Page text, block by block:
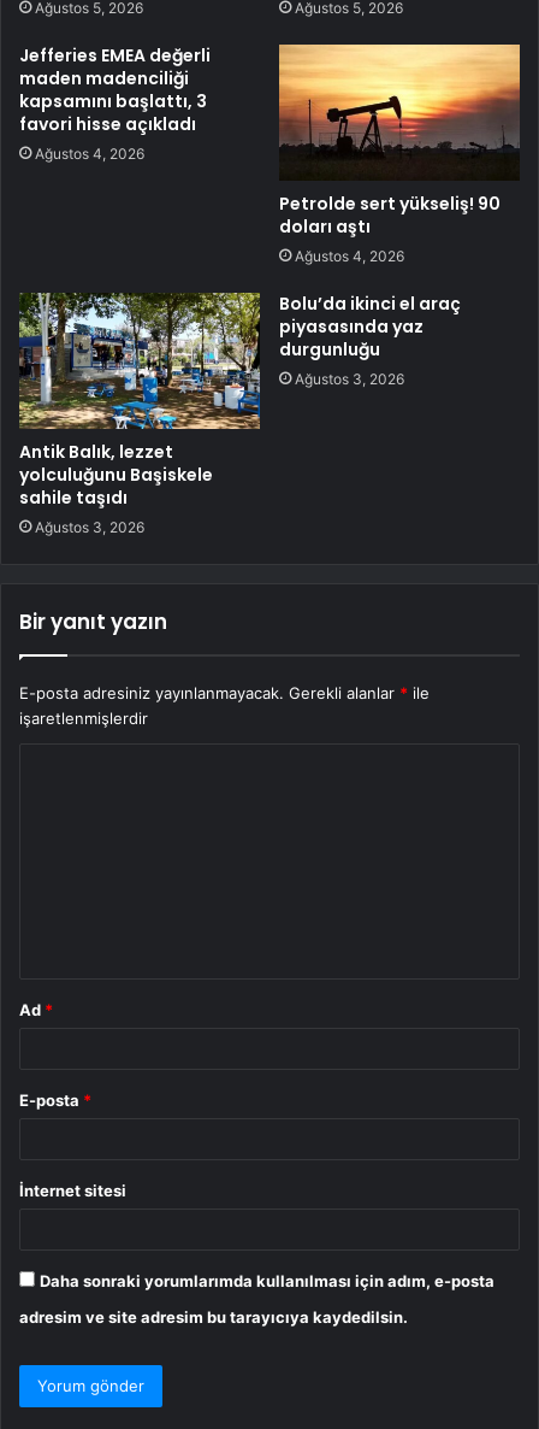
Ağustos 5, 2026 Ağustos 5, 2026
Jefferies EMEA değerli
maden madenciliği
kapsamını başlattı, 3
favori hisse açıkladı
Ağustos 4, 2026
Petrolde sert yükseliş! 90
doları aştı
Ağustos 4, 2026
Antik Balık, lezzet
yolculuğunu Başiskele
sahile taşıdı
Ağustos 3, 2026
Bolu’da ikinci el araç
piyasasında yaz
durgunluğu
Ağustos 3, 2026
Bir yanıt yazın
E-posta adresiniz yayınlanmayacak. Gerekli alanlar * ile
işaretlenmişlerdir
Ad *
E-posta *
İnternet sitesi
Daha sonraki yorumlarımda kullanılması için adım, e-posta
adresim ve site adresim bu tarayıcıya kaydedilsin.